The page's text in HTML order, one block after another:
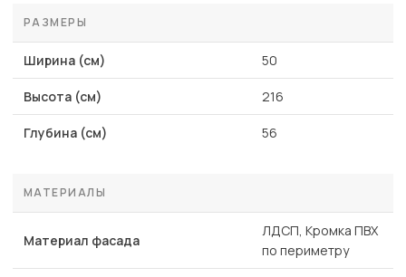
РАЗМЕРЫ
Ширина (см) 50
Высота (см) 216
Глубина (см) 56
МАТЕРИАЛЫ
Материал фасада
ЛДСП, Кромка ПВХ
по периметру